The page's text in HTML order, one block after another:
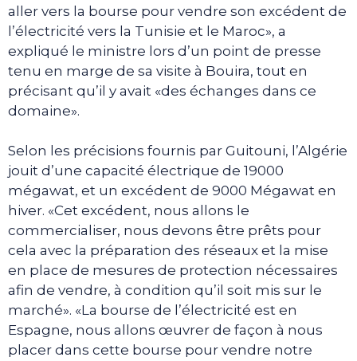
aller vers la bourse pour vendre son excédent de
l’électricité vers la Tunisie et le Maroc», a
expliqué le ministre lors d’un point de presse
tenu en marge de sa visite à Bouira, tout en
précisant qu’il y avait «des échanges dans ce
domaine».
Selon les précisions fournis par Guitouni, l’Algérie
jouit d’une capacité électrique de 19000
mégawat, et un excédent de 9000 Mégawat en
hiver. «Cet excédent, nous allons le
commercialiser, nous devons être prêts pour
cela avec la préparation des réseaux et la mise
en place de mesures de protection nécessaires
afin de vendre, à condition qu’il soit mis sur le
marché». «La bourse de l’électricité est en
Espagne, nous allons œuvrer de façon à nous
placer dans cette bourse pour vendre notre